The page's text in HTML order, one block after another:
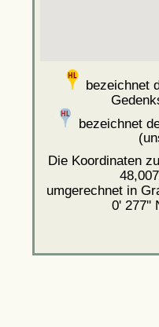
bezeichnet
bezeichnet
Die Koordinaten
umgerechnet in
0' 277''